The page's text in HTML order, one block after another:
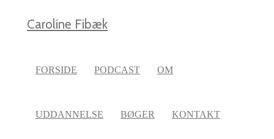
Caroline Fibæk
FORSIDE PODCAST OM
UDDANNELSE BØGER KONTAKT